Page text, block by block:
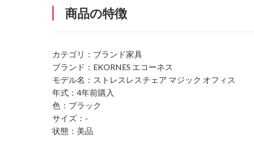
商品の特徴
カテゴリ：ブランド家具
ブランド：EKORNES エコーネス
モデル名：ストレスレスチェア マジック オフィス
年式：4年前購入
色：ブラック
サイズ：-
状態：美品